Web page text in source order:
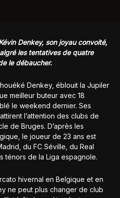
Denkey, son joyau convoité,
les tentatives de quatre
le débaucher.
Denkey, éblouit la Jupiler
meilleur buteur avec 18
le weekend dernier. Ses
l’attention des clubs de
de Bruges. D’après les
le joueur de 23 ans est
du FC Séville, du Real
ténors de la Liga espagnole.
hivernal en Belgique et en
ne peut plus changer de club